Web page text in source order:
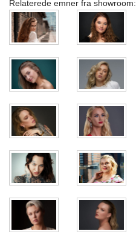
Relaterede emner fra showroom: